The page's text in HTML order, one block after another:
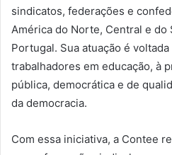
sindicatos, federações e
América do Norte, Central e do
Portugal. Sua atuação é
trabalhadores em educação, à
pública, democrática e de
da democracia.
Com essa iniciativa, a Contee